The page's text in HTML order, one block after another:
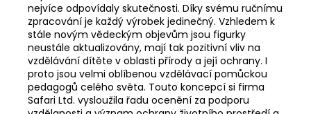
nejvíce odpovídaly skutečnosti. Díky svému ručnímu
zpracování je každý výrobek jedinečný. Vzhledem k
stále novým vědeckým objevům jsou figurky
neustále aktualizovány, mají tak pozitivní vliv na
vzdělávání dítěte v oblasti přírody a její ochrany. I
proto jsou velmi oblíbenou vzdělávací pomůckou
pedagogů celého světa. Touto koncepcí si firma
Safari Ltd. vysloužila řadu ocenění za podporu